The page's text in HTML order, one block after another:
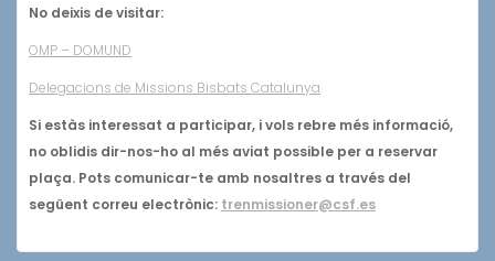
No deixis de visitar:
OMP – DOMUND
Delegacions de Missions Bisbats Catalunya
Si estàs interessat a participar, i vols rebre més informació,
no oblidis dir-nos-ho al més aviat possible per a reservar
plaça. Pots comunicar-te amb nosaltres a través del
següent correu electrònic: trenmissioner@csf.es